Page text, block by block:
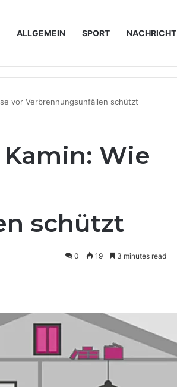
ALLGEMEIN SPORT NACHRICHT
konkret bedeutet
vor Verbrennungsunfällen schützt
Wie
schützt
0 19 3 minutes read